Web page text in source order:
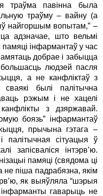
траўма павінна была
траўму – вайну (а
найгоршым вопытам,” –
адзначае, што вельмі
інфармантаў у час
добрае і забыцца
людзей пасля
а не канфліктаў з
былі палітычна
рэжым і не хацелі
з дзяржавай.
боязь” інфармантаў
прычына гэтага –
палітычная сітуацыя ў
запісваліся інтэрв’ю.
памяці (свядома ці
піша падрабязна, якім
як выяўляла “шэрыя
гаварыць не